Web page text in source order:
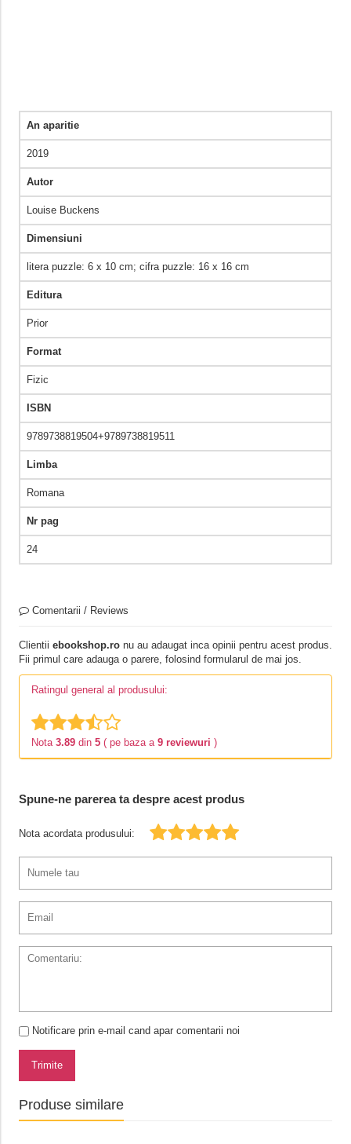
An aparitie
2019
Autor
Louise Buckens
Dimensiuni
litera puzzle: 6 x 10 cm; cifra puzzle: 16 x 16 cm
Editura
Prior
Format
Fizic
ISBN
9789738819504+9789738819511
Limba
Romana
Nr pag
24
Comentarii / Reviews
Clientii ebookshop.ronu au adaugat inca opinii pentru acest produs.
Fii primul care adauga o parere, folosind formularul de mai jos.
Ratingul general al produsului:
Nota 3.89din 5( pe baza a 9 reviewuri )
Spune-ne parerea ta despre acest produs
Nota acordata produsului:
Notificare prin e-mail cand apar comentarii noi
Trimite
Produse similare